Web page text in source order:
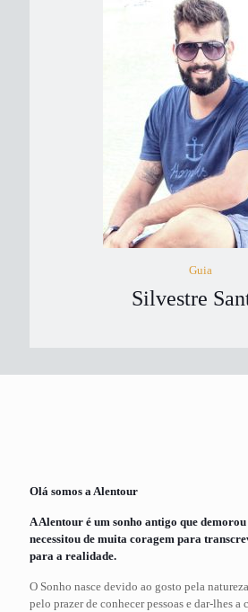
Guia
Silvestre
Olá somos a Alentour
A Alentour é um sonho antigo que
necessitou de muita coragem para
para a realidade.
O Sonho nasce devido ao gosto pela
pelo prazer de conhecer pessoas e dar-lhes a